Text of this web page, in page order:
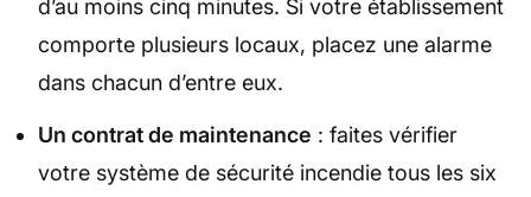
d’au moins cinq minutes. Si votre établissement
comporte plusieurs locaux, placez une alarme
dans chacun d’entre eux.
Un contrat de maintenance : faites vérifier
votre système de sécurité incendie tous les six